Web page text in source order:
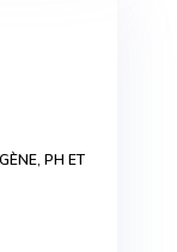
PH ET